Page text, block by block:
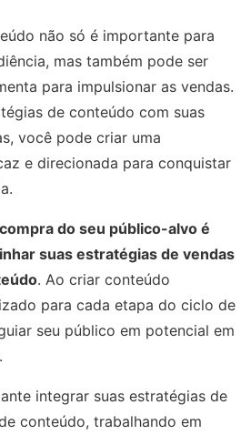
não só é importante para
mas também pode ser
para impulsionar as vendas.
de conteúdo com suas
você pode criar uma
e direcionada para conquistar
do seu público-alvo é
suas estratégias de vendas
. Ao criar conteúdo
para cada etapa do ciclo de
seu público em potencial em
integrar suas estratégias de
conteúdo, trabalhando em